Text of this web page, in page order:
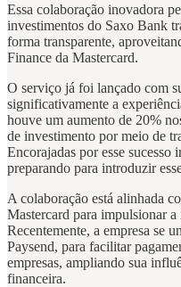
Essa colaboração inovadora
investimentos do Saxo Bank
forma transparente,
Finance da Mastercard.
O serviço já foi lançado com
significativamente a
houve um aumento de 20%
de investimento por meio de
Encorajadas por esse sucesso
preparando para introduzir
A colaboração está alinhada
Mastercard para impulsionar
Recentemente, a empresa se
Paysend, para facilitar
empresas, ampliando sua
financeira.